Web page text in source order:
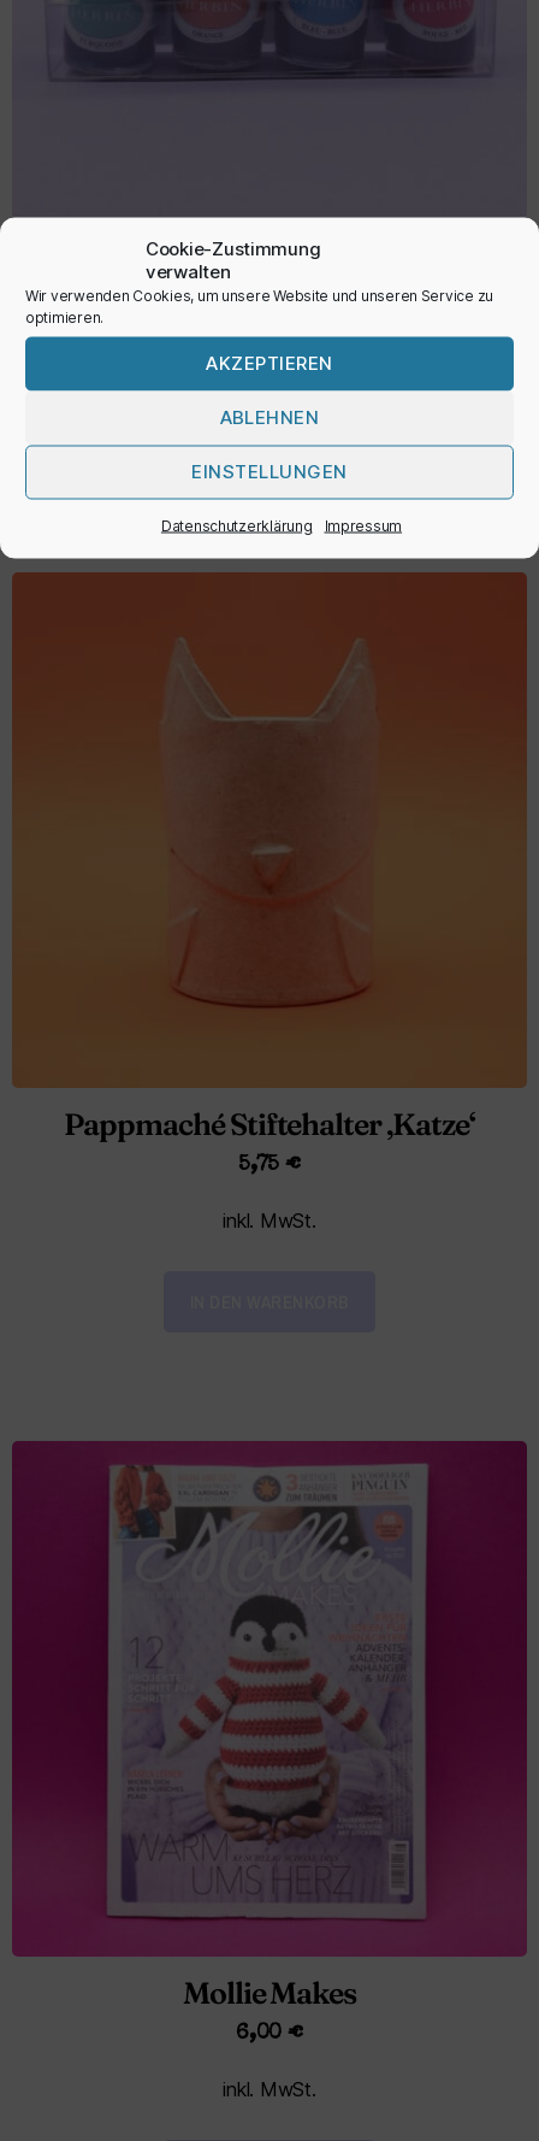
Cookie-Zustimmung
verwalten
Wir verwenden Cookies, um unsere Website und unseren Service zu
optimieren.
AKZEPTIEREN
ABLEHNEN
EINSTELLUNGEN
Datenschutzerklärung Impressum
Zeichentinte
14,50€
inkl. MwSt.
AUSFÜHRUNG WÄHLEN
Pappmaché Stiftehalter ‚Katze‘
5,75 €
inkl. MwSt.
Mollie Makes
6,00 €
inkl. MwSt.